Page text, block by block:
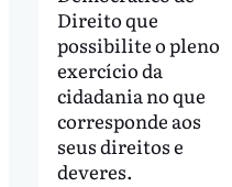
Direito que
possibilite o pleno
exercício da
cidadania no que
corresponde aos
seus direitos e
deveres.